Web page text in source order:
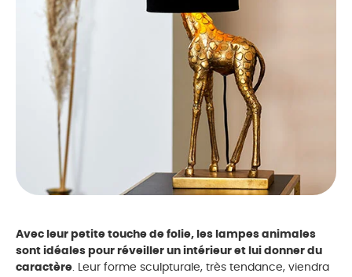
Avec leur petite touche de folie, les lampes animales
sont idéales pour réveiller un intérieur et lui donner du
caractère. Leur forme sculpturale, très tendance, viendra